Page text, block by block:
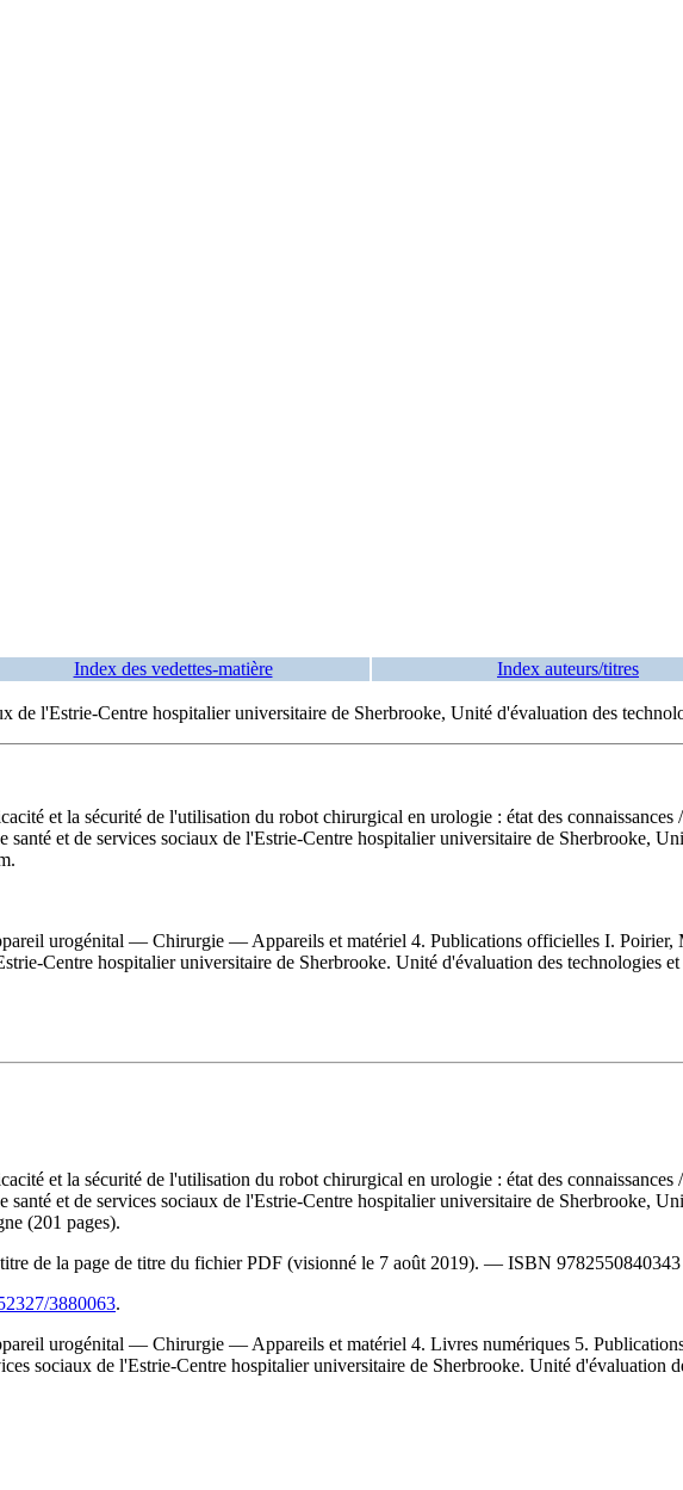
Index des vedettes-matière Index auteurs/titres
de l'Estrie-Centre hospitalier universitaire de Sherbrooke, Unité d'évaluation des
et la sécurité de l'utilisation du robot chirurgical en urologie : état des connaissances
et de services sociaux de l'Estrie-Centre hospitalier universitaire de Sherbrooke,
urogénital — Chirurgie — Appareils et matériel 4. Publications officielles I. Poirier,
Centre hospitalier universitaire de Sherbrooke. Unité d'évaluation des technologies
et la sécurité de l'utilisation du robot chirurgical en urologie : état des connaissances
et de services sociaux de l'Estrie-Centre hospitalier universitaire de Sherbrooke,
(201 pages).
de la page de titre du fichier PDF (visionné le 7 août 2019). — ISBN 9782550840343
3880063.
urogénital — Chirurgie — Appareils et matériel 4. Livres numériques 5.
sociaux de l'Estrie-Centre hospitalier universitaire de Sherbrooke. Unité d'évaluation